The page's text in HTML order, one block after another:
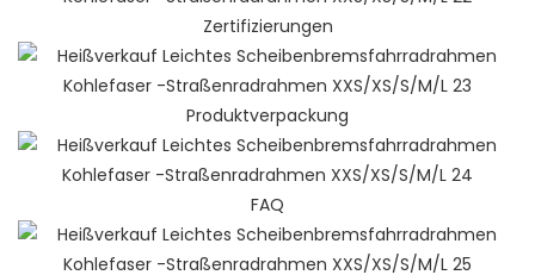
Zertifizierungen
Produktverpackung
FAQ